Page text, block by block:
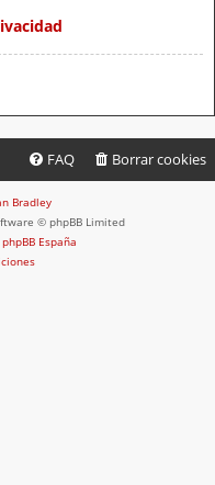
Borrar cookies
FAQ
Bradley
© phpBB Limited
phpBB España